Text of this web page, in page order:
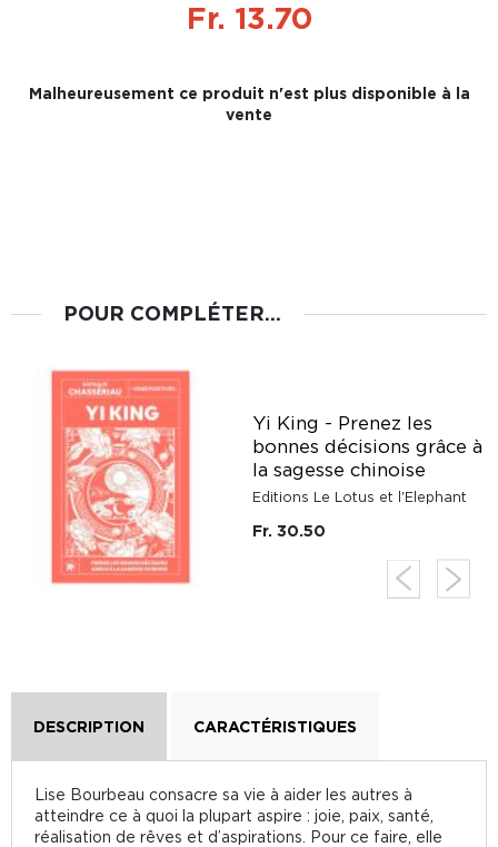
Fr. 13.70
Malheureusement ce produit n'est plus disponible à la
vente
POUR COMPLÉTER...
Yi King - Prenez les
bonnes décisions grâce à
la sagesse chinoise
Editions Le Lotus et l'Elephant
Fr. 30.50
DESCRIPTION CARACTÉRISTIQUES
Lise Bourbeau consacre sa vie à aider les autres à
atteindre ce à quoi la plupart aspire : joie, paix, santé,
réalisation de rêves et d’aspirations. Pour ce faire, elle